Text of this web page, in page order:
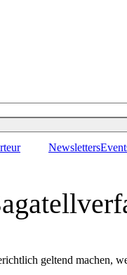
Newsletters
geltend machen,